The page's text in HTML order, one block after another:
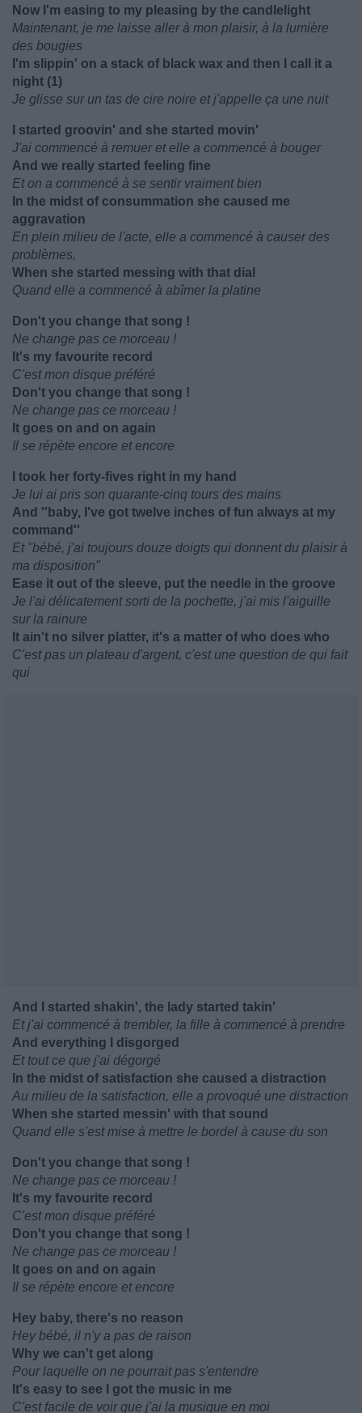
Now I'm easing to my pleasing by the candlelight
Maintenant, je me laisse aller à mon plaisir, à la lumière
des bougies
I'm slippin' on a stack of black wax and then I call it a
night (1)
Je glisse sur un tas de cire noire et j'appelle ça une nuit
I started groovin' and she started movin'
J'ai commencé à remuer et elle a commencé à bouger
And we really started feeling fine
Et on a commencé à se sentir vraiment bien
In the midst of consummation she caused me
aggravation
En plein milieu de l'acte, elle a commencé à causer des
problèmes,
When she started messing with that dial
Quand elle a commencé à abîmer la platine
Don't you change that song !
Ne change pas ce morceau !
It's my favourite record
C'est mon disque préféré
Don't you change that song !
Ne change pas ce morceau !
It goes on and on again
Il se répète encore et encore
I took her forty-fives right in my hand
Je lui ai pris son quarante-cinq tours des mains
And ''baby, I've got twelve inches of fun always at my
command''
Et ''bébé, j'ai toujours douze doigts qui donnent du plaisir à
ma disposition''
Ease it out of the sleeve, put the needle in the groove
Je l'ai délicatement sorti de la pochette, j'ai mis l'aiguille
sur la rainure
It ain't no silver platter, it's a matter of who does who
C'est pas un plateau d'argent, c'est une question de qui fait
qui
And I started shakin', the lady started takin'
Et j'ai commencé à trembler, la fille à commencé à prendre
And everything I disgorged
Et tout ce que j'ai dégorgé
In the midst of satisfaction she caused a distraction
Au milieu de la satisfaction, elle a provoqué une distraction
When she started messin' with that sound
Quand elle s'est mise à mettre le bordel à cause du son
Don't you change that song !
Ne change pas ce morceau !
It's my favourite record
C'est mon disque préféré
Don't you change that song !
Ne change pas ce morceau !
It goes on and on again
Il se répète encore et encore
Hey baby, there's no reason
Hey bébé, il n'y a pas de raison
Why we can't get along
Pour laquelle on ne pourrait pas s'entendre
It's easy to see I got the music in me
C'est facile de voir que j'ai la musique en moi